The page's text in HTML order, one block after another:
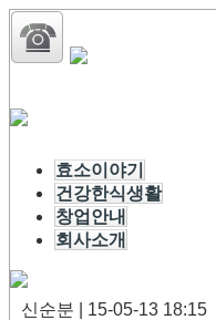
효소이야기
건강한식생활
창업안내
회사소개
신순분 | 15-05-13 18:15